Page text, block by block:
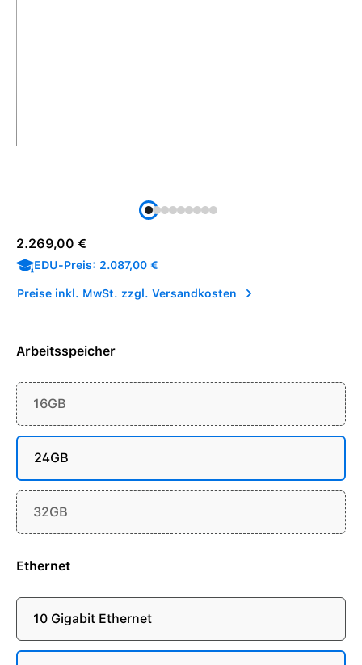
Regulärer Preis:
2.269,00 €
EDU-Preis: 2.087,00 €
Preise inkl. MwSt. zzgl. Versandkosten
Arbeitsspeicher
16GB
24GB
32GB
Ethernet
10 Gigabit Ethernet